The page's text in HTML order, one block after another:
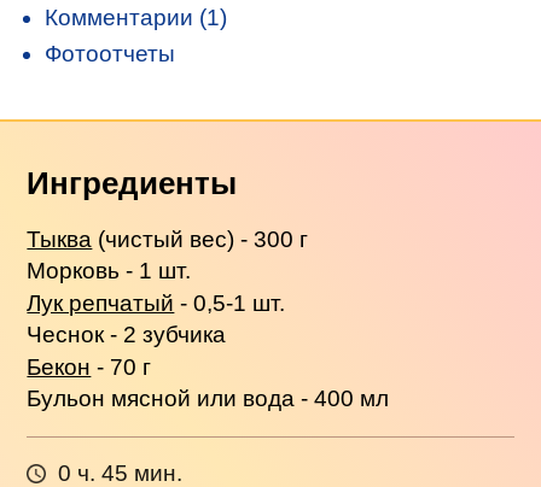
Комментарии (1)
Фотоотчеты
Ингредиенты
Тыква (чистый вес) - 300 г
Морковь - 1 шт.
Лук репчатый - 0,5-1 шт.
Чеснок - 2 зубчика
Бекон - 70 г
Бульон мясной или вода - 400 мл
0 ч. 45 мин.